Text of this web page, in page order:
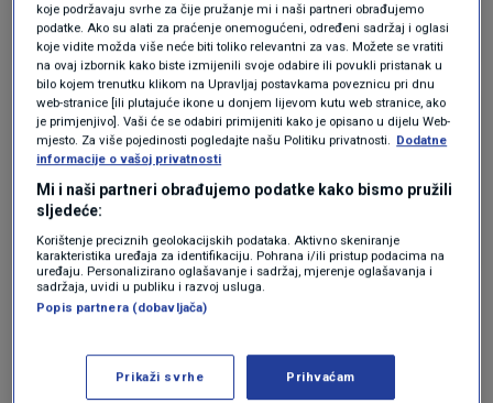
Odgovor
prije 4 mjeseci
bezpartijac
Bogme prpa...
koje podržavaju svrhe za čije pružanje mi i naši partneri obrađujemo
podatke. Ako su alati za praćenje onemogućeni, određeni sadržaj i oglasi
koje vidite možda više neće biti toliko relevantni za vas. Možete se vratiti
na ovaj izbornik kako biste izmijenili svoje odabire ili povukli pristanak u
bilo kojem trenutku klikom na Upravljaj postavkama poveznicu pri dnu
web-stranice [ili plutajuće ikone u donjem lijevom kutu web stranice, ako
je primjenjivo]. Vaši će se odabiri primijeniti kako je opisano u dijelu Web-
mjesto. Za više pojedinosti pogledajte našu Politiku privatnosti. Dodatne
informacije o vašoj privatnosti
Mi i naši partneri obrađujemo podatke kako bismo pružili
sljedeće:
Korištenje preciznih geolokacijskih podataka. Aktivno skeniranje
karakteristika uređaja za identifikaciju. Pohrana i/ili pristup podacima na
uređaju. Personalizirano oglašavanje i sadržaj, mjerenje oglašavanja i
sadržaja, uvidi u publiku i razvoj usluga.
Popis partnera (dobavljača)
Prikaži svrhe Prihvaćam